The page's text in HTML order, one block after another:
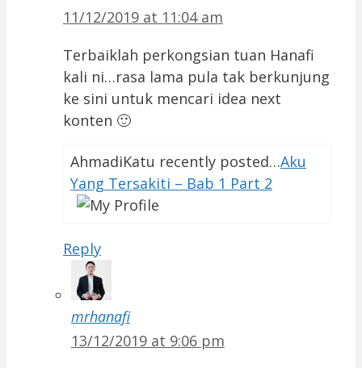
11/12/2019 at 11:04 am
Terbaiklah perkongsian tuan Hanafi
kali ni…rasa lama pula tak berkunjung
ke sini untuk mencari idea next
konten 🙂
AhmadiKatu recently posted…Aku
Yang Tersakiti – Bab 1 Part 2
Reply
mrhanafi
13/12/2019 at 9:06 pm